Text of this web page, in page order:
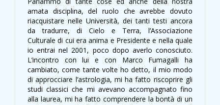
amata disciplina, del ruolo che avrebbe dovuto
riacquistare nelle Università, dei tanti testi ancora
da tradurre, di Cielo e Terra, l’Associazione
Culturale di cui era anima e Presidente e nella quale
io entrai nel 2001, poco dopo averlo conosciuto.
L’incontro con lui e con Marco Fumagalli ha
cambiato, come tante volte ho detto, il mio modo
di approcciare l’astrologia, mi ha fatto riscoprire gli
studi classici che mi avevano accompagnato fino
alla laurea, mi ha fatto comprendere la bontà di un